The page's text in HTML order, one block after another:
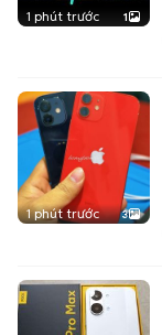
1 phút trước 1
1 phút trước 3